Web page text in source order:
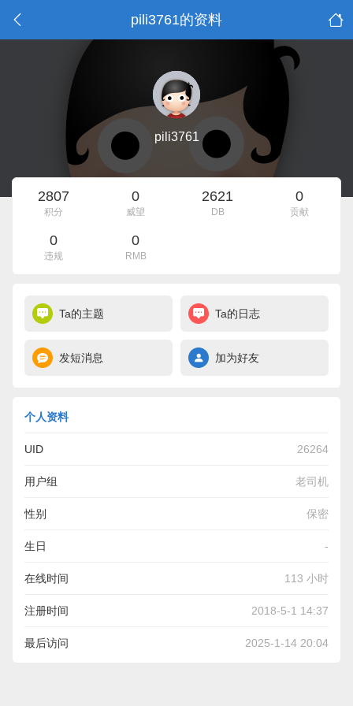
pili3761的资料
pili3761
2807
积分
0
威望
2621
DB
0
贡献
0
违规
0
RMB
Ta的主题 Ta的日志
发短消息 加为好友
个人资料
UID 26264
用户组 老司机
性别 保密
生日 -
在线时间 113 小时
注册时间 2018-5-1 14:37
最后访问 2025-1-14 20:04